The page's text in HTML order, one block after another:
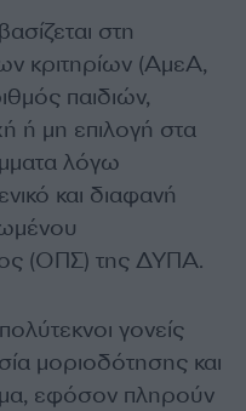
στη
κριτηρίων (ΑμεΑ,
παιδιών,
ή μη επιλογή στα
λόγω
και διαφανή
(ΟΠΣ) της ΔΥΠΑ.
γονείς
μοριοδότησης και
εφόσον πληρούν